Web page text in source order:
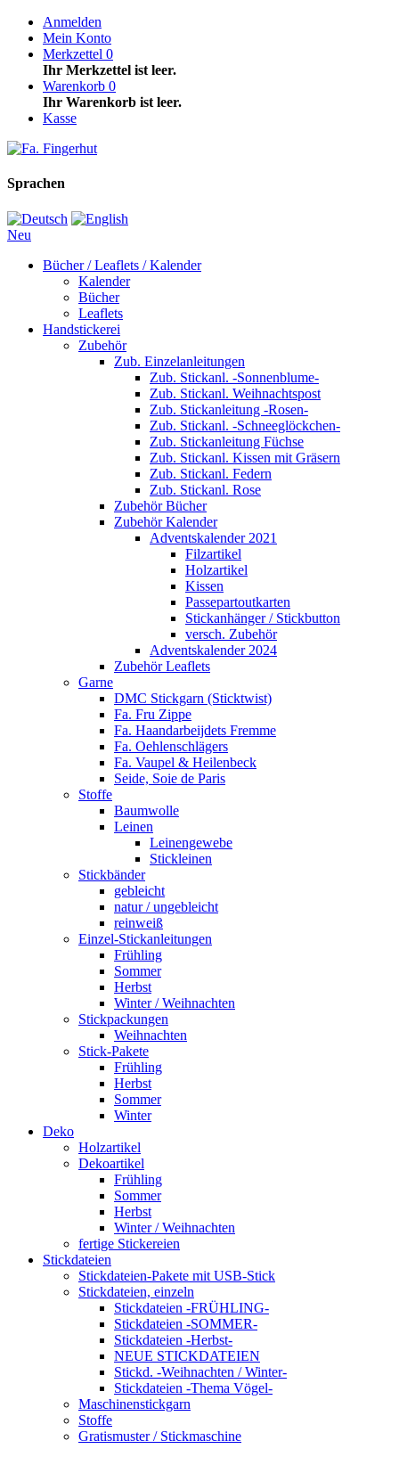
Anmelden
Mein Konto
Merkzettel 0
Ihr Merkzettel ist leer.
Warenkorb 0
Ihr Warenkorb ist leer.
Kasse
Sprachen
Neu
Bücher / Leaflets / Kalender
Kalender
Bücher
Leaflets
Handstickerei
Zubehör
Zub. Einzelanleitungen
Zub. Stickanl. -Sonnenblume-
Zub. Stickanl. Weihnachtspost
Zub. Stickanleitung -Rosen-
Zub. Stickanl. -Schneeglöckchen-
Zub. Stickanleitung Füchse
Zub. Stickanl. Kissen mit Gräsern
Zub. Stickanl. Federn
Zub. Stickanl. Rose
Zubehör Bücher
Zubehör Kalender
Adventskalender 2021
Filzartikel
Holzartikel
Kissen
Passepartoutkarten
Stickanhänger / Stickbutton
versch. Zubehör
Adventskalender 2024
Zubehör Leaflets
Garne
DMC Stickgarn (Sticktwist)
Fa. Fru Zippe
Fa. Haandarbeijdets Fremme
Fa. Oehlenschlägers
Fa. Vaupel & Heilenbeck
Seide, Soie de Paris
Stoffe
Baumwolle
Leinen
Leinengewebe
Stickleinen
Stickbänder
gebleicht
natur / ungebleicht
reinweiß
Einzel-Stickanleitungen
Frühling
Sommer
Herbst
Winter / Weihnachten
Stickpackungen
Weihnachten
Stick-Pakete
Frühling
Herbst
Sommer
Winter
Deko
Holzartikel
Dekoartikel
Frühling
Sommer
Herbst
Winter / Weihnachten
fertige Stickereien
Stickdateien
Stickdateien-Pakete mit USB-Stick
Stickdateien, einzeln
Stickdateien -FRÜHLING-
Stickdateien -SOMMER-
Stickdateien -Herbst-
NEUE STICKDATEIEN
Stickd. -Weihnachten / Winter-
Stickdateien -Thema Vögel-
Maschinenstickgarn
Stoffe
Gratismuster / Stickmaschine